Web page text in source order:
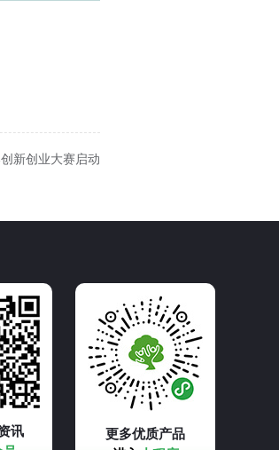
新创业大赛启动
讯 更多优质产品